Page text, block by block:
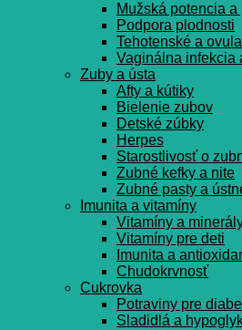
Mužská potencia a
Podpora plodnosti
Tehotenské a
Vaginálna infekcia
Zuby a ústa
Afty a kútiky
Bielenie zubov
Detské zúbky
Herpes
Starostlivosť o
Zubné kefky a nite
Zubné pasty a
Imunita a vitamíny
Vitamíny a
Vitamíny pre deti
Imunita a
Chudokrvnosť
Cukrovka
Potraviny pre
Sladidlá a